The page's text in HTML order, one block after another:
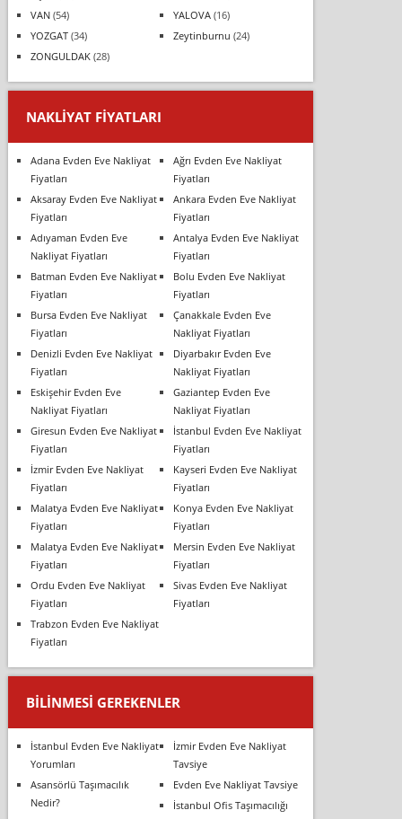
VAN(54) YALOVA(16)
YOZGAT(34) Zeytinburnu (24)
ZONGULDAK(28)
NAKLIYAT FIYATLARI
Adana Evden Eve Nakliyat
Fiyatları
Ağrı Evden Eve Nakliyat
Fiyatları
Aksaray Evden Eve Nakliyat
Fiyatları
Ankara Evden Eve Nakliyat
Fiyatları
Adıyaman Evden Eve
Nakliyat Fiyatları
Antalya Evden Eve Nakliyat
Fiyatları
Batman Evden Eve Nakliyat
Fiyatları
Bolu Evden Eve Nakliyat
Fiyatları
Bursa Evden Eve Nakliyat
Fiyatları
Çanakkale Evden Eve
Nakliyat Fiyatları
Denizli Evden Eve Nakliyat
Fiyatları
Diyarbakır Evden Eve
Nakliyat Fiyatları
Eskişehir Evden Eve
Nakliyat Fiyatları
Gaziantep Evden Eve
Nakliyat Fiyatları
Giresun Evden Eve Nakliyat
Fiyatları
İstanbul Evden Eve Nakliyat
Fiyatları
İzmir Evden Eve Nakliyat
Fiyatları
Kayseri Evden Eve Nakliyat
Fiyatları
Malatya Evden Eve Nakliyat
Fiyatları
Konya Evden Eve Nakliyat
Fiyatları
Malatya Evden Eve Nakliyat
Fiyatları
Mersin Evden Eve Nakliyat
Fiyatları
Ordu Evden Eve Nakliyat
Fiyatları
Sivas Evden Eve Nakliyat
Fiyatları
Trabzon Evden Eve Nakliyat
Fiyatları
BILINMESI GEREKENLER
İstanbul Evden Eve Nakliyat
Yorumları
İzmir Evden Eve Nakliyat
Tavsiye
Asansörlü Taşımacılık
Nedir?
Evden Eve Nakliyat Tavsiye
İstanbul Ofis Taşımacılığı